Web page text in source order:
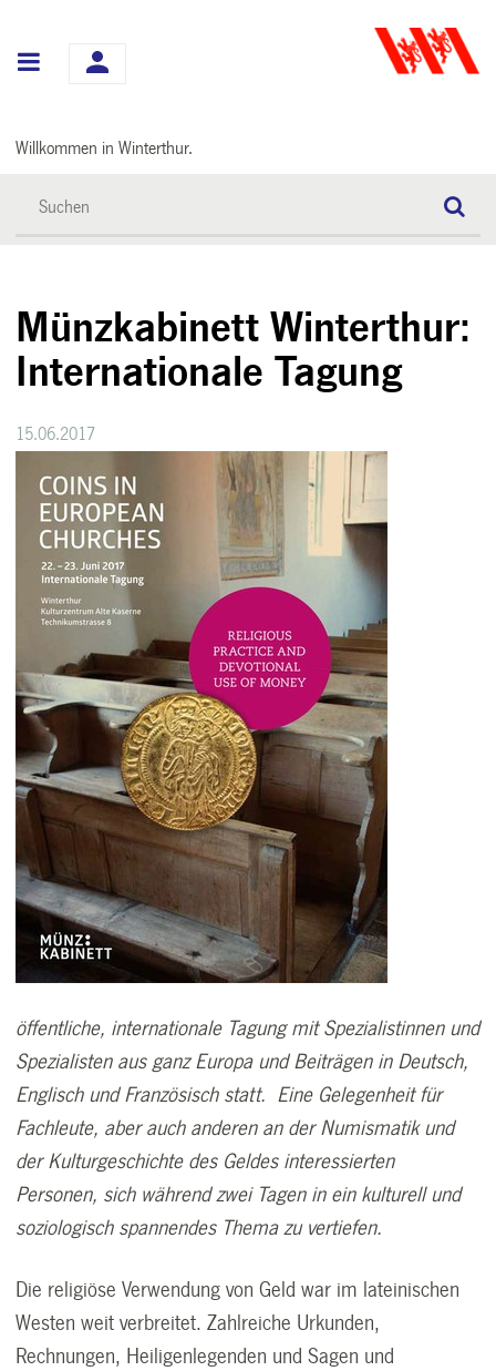
Hauptnavigation
Willkommen in Winterthur.
Münzkabinett Winterthur:
Internationale Tagung
15.06.2017
öffentliche, internationale Tagung mit Spezialistinnen und
Spezialisten aus ganz Europa und Beiträgen in Deutsch,
Englisch und Französisch statt. Eine Gelegenheit für
Fachleute, aber auch anderen an der Numismatik und
der Kulturgeschichte des Geldes interessierten
Personen, sich während zwei Tagen in ein kulturell und
soziologisch spannendes Thema zu vertiefen.
Die religiöse Verwendung von Geld war im lateinischen
Westen weit verbreitet. Zahlreiche Urkunden,
Rechnungen, Heiligenlegenden und Sagen und